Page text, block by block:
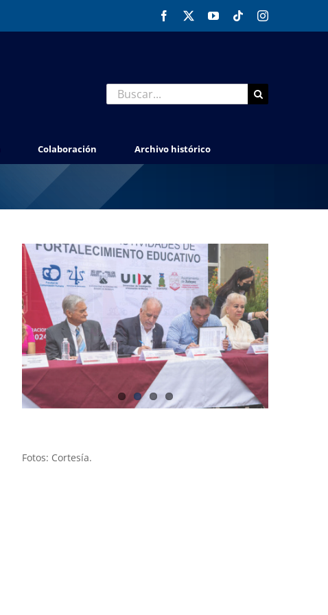
Facebook YouTubeTiktokInstagram
Buscar:
Colaboración Archivo histórico
Fotos: Cortesía.